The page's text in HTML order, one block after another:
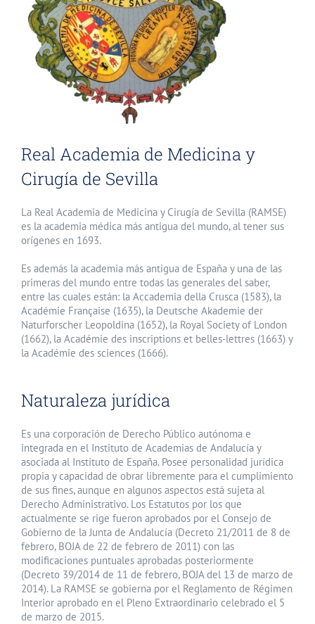
Real Academia de Medicina y
Cirugía de Sevilla
La Real Academia de Medicina y Cirugía de Sevilla (RAMSE)
es la academia médica más antigua del mundo, al tener sus
orígenes en 1693.
Es además la academia más antigua de España y una de las
primeras del mundo entre todas las generales del saber,
entre las cuales están: la Accademia della Crusca (1583), la
Académie Française (1635), la Deutsche Akademie der
Naturforscher Leopoldina (1652), la Royal Society of London
(1662), la Académie des inscriptions et belles-lettres (1663) y
la Académie des sciences (1666).
Naturaleza jurídica
Es una corporación de Derecho Público autónoma e
integrada en el Instituto de Academias de Andalucía y
asociada al Instituto de España. Posee personalidad jurídica
propia y capacidad de obrar libremente para el cumplimiento
de sus fines, aunque en algunos aspectos está sujeta al
Derecho Administrativo. Los Estatutos por los que
actualmente se rige fueron aprobados por el Consejo de
Gobierno de la Junta de Andalucía (Decreto 21/2011 de 8 de
febrero, BOJA de 22 de febrero de 2011) con las
modificaciones puntuales aprobadas posteriormente
(Decreto 39/2014 de 11 de febrero, BOJA del 13 de marzo de
2014). La RAMSE se gobierna por el Reglamento de Régimen
Interior aprobado en el Pleno Extraordinario celebrado el 5
de marzo de 2015.